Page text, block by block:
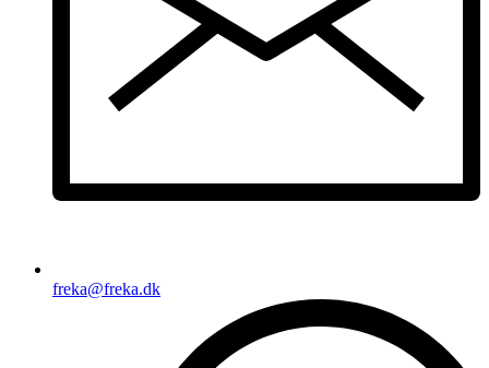
freka@freka.dk